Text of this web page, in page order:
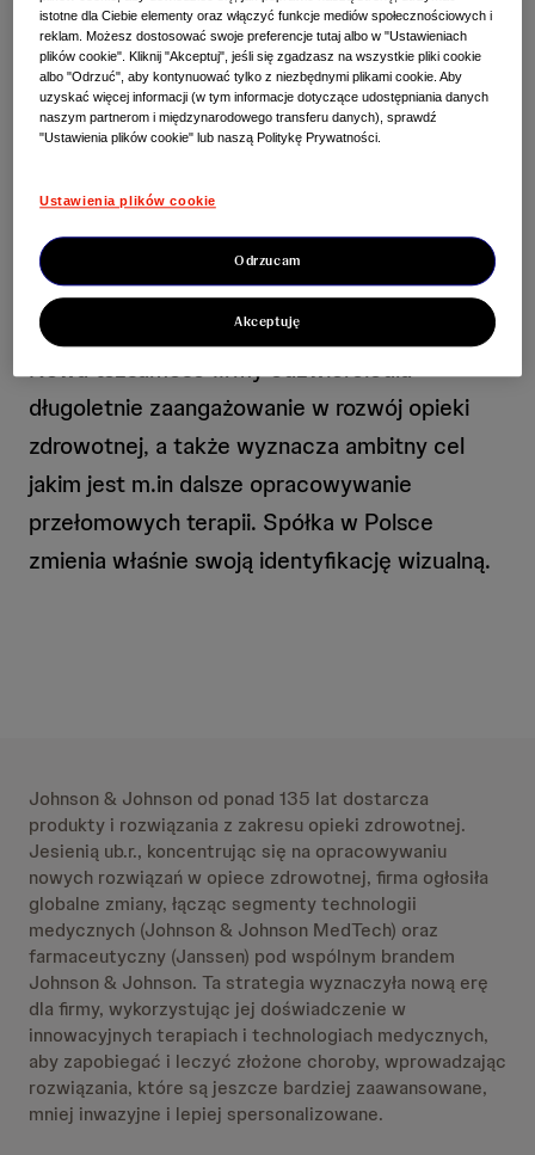
Aktualności
J&J Innovative Medicine
wyznacza kierunek, w
którym zmierza medycyna
Janssen Pharmaceutical Companies of
Johnson & Johnson (Janssen-Cilag) to teraz
Johnson & Johnson Innovative Medicine.
Nowa tożsamość firmy odzwierciedla
długoletnie zaangażowanie w rozwój opieki
zdrowotnej, a także wyznacza ambitny cel
jakim jest m.in dalsze opracowywanie
przełomowych terapii. Spółka w Polsce
zmienia właśnie swoją identyfikację wizualną.
Johnson & Johnson od ponad 135 lat dostarcza
produkty i rozwiązania z zakresu opieki zdrowotnej.
Jesienią ub.r., koncentrując się na opracowywaniu
nowych rozwiązań w opiece zdrowotnej, firma ogłosiła
globalne zmiany, łącząc segmenty technologii
medycznych (Johnson & Johnson MedTech) oraz
farmaceutyczny (Janssen) pod wspólnym brandem
Johnson & Johnson. Ta strategia wyznaczyła nową erę
dla firmy, wykorzystując jej doświadczenie w
innowacyjnych terapiach i technologiach medycznych,
aby zapobiegać i leczyć złożone choroby, wprowadzając
rozwiązania, które są jeszcze bardziej zaawansowane,
mniej inwazyjne i lepiej spersonalizowane.
istotne dla Ciebie elementy oraz włączyć funkcje mediów społecznościowych i
reklam. Możesz dostosować swoje preferencje tutaj albo w "Ustawieniach
plików cookie". Kliknij "Akceptuj", jeśli się zgadzasz na wszystkie pliki cookie
albo "Odrzuć", aby kontynuować tylko z niezbędnymi plikami cookie. Aby
uzyskać więcej informacji (w tym informacje dotyczące udostępniania danych
naszym partnerom i międzynarodowego transferu danych), sprawdź
"Ustawienia plików cookie" lub naszą Politykę Prywatności.
Ustawienia plików cookie
Odrzucam
Akceptuję